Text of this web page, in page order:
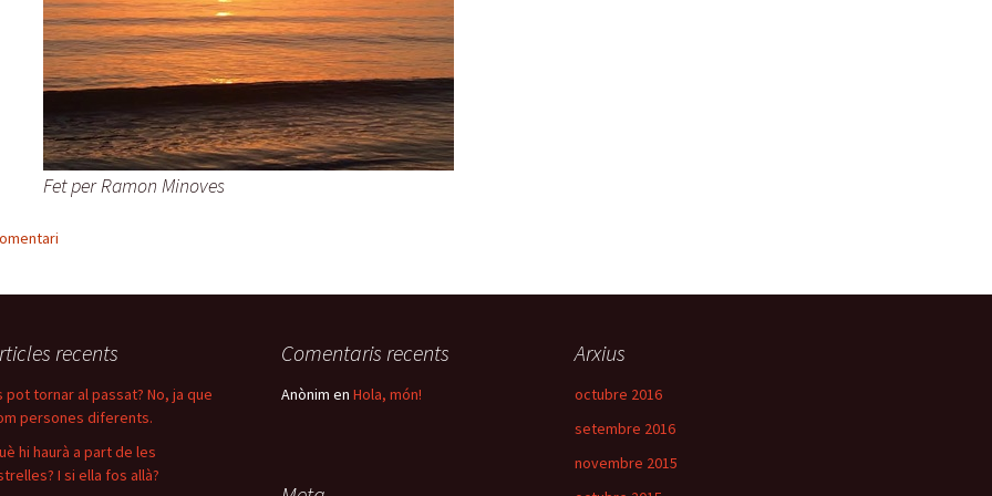
Fet per Ramon Minoves
recents
pot tornar al passat? No, ja que
persones diferents.
hi haurà a part de les
I si ella fos allà?
Comentaris recents
Anònim en Hola, món!
Arxius
octubre 2016
setembre 2016
novembre 2015